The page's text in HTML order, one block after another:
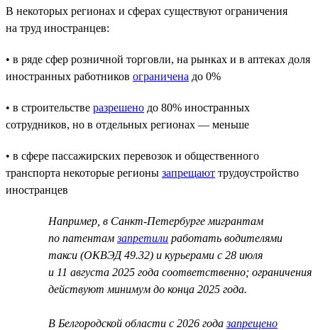
В некоторых регионах и сферах существуют ограничения
на труд иностранцев:
• в ряде сфер розничной торговли, на рынках и в аптеках доля
иностранных работников ограничена до 0%
• в строительстве разрешено до 80% иностранных
сотрудников, но в отдельных регионах — меньше
• в сфере пассажирских перевозок и общественного
транспорта некоторые регионы запрещают трудоустройство
иностранцев
Например, в Санкт-Петербурге мигрантам
по патентамзапретили работать водителями
такси (ОКВЭД 49.32) и курьерами с 28 июля
и 11 августа 2025 года соответственно; ограничения
действуют минимум до конца 2025 года.
В Белгородской области с 2026 годазапрещено